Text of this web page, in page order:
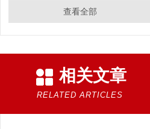
查看全部
相关文章
RELATED ARTICLES